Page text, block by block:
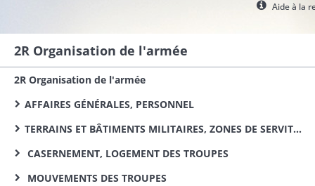
Aide à la
2R Organisation de l'armée
2R Organisation de l'armée
AFFAIRES GÉNÉRALES, PERSONNEL
TERRAINS ET BÂTIMENTS MILITAIRES, ZONES DE SERVITUDE
CASERNEMENT, LOGEMENT DES TROUPES
MOUVEMENTS DES TROUPES